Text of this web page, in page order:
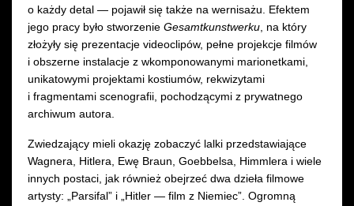
o każdy detal — pojawił się także na wernisażu. Efektem
jego pracy było stworzenie Gesamtkunstwerku, na który
złożyły się prezentacje videoclipów, pełne projekcje filmów
i obszerne instalacje z wkomponowanymi marionetkami,
unikatowymi projektami kostiumów, rekwizytami
i fragmentami scenografii, pochodzącymi z prywatnego
archiwum autora.
Zwiedzający mieli okazję zobaczyć lalki przedstawiające
Wagnera, Hitlera, Ewę Braun, Goebbelsa, Himmlera i wiele
innych postaci, jak również obejrzeć dwa dzieła filmowe
artysty: „Parsifal” i „Hitler — film z Niemiec”. Ogromną